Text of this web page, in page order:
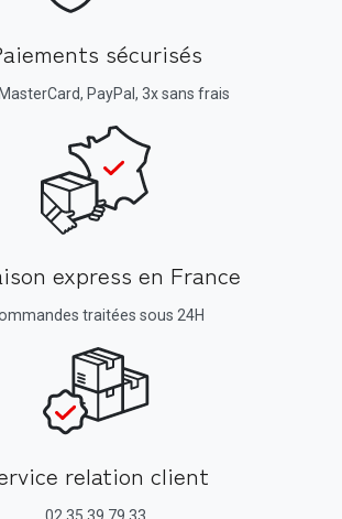
sécurisés
PayPal, 3x sans frais
express en France
traitées sous 24H
relation client